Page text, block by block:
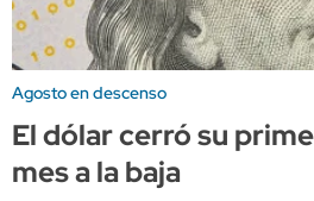
Agosto en descenso
El dólar cerró su
mes a la baja